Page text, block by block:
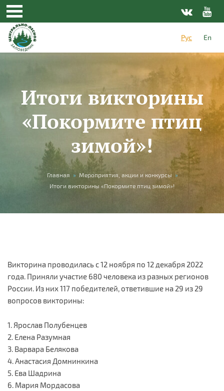
Перейти к основному содержанию
Рус
En
Итоги викторины
«Покормите птиц
зимой»!
Вы здесь
Главная » Мероприятия, акции и конкурсы »
Итоги викторины «Покормите птиц зимой»!
Викторина проводилась с 12 ноября по 12 декабря 2022
года. Приняли участие 680 человека из разных регионов
России. Из них 117 победителей, ответившие на 29 из 29
вопросов викторины:
1. Ярослав Полубенцев
2. Елена Разумная
3. Варвара Белякова
4. Анастасия Домнинкина
5. Ева Шадрина
6. Мария Мордасова